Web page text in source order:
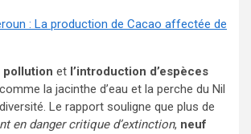
: La production de Cacao affectée de
pollution et l’introduction d’espèces
comme la jacinthe d’eau et la perche du Nil
Le rapport souligne que plus de
en danger critique d’extinction, neuf